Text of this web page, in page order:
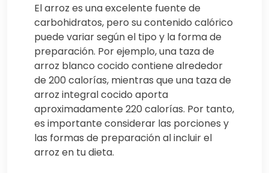
El arroz es una excelente fuente de
carbohidratos, pero su contenido calórico
puede variar según el tipo y la forma de
preparación. Por ejemplo, una taza de
arroz blanco cocido contiene alrededor
de 200 calorías, mientras que una taza de
arroz integral cocido aporta
aproximadamente 220 calorías. Por tanto,
es importante considerar las porciones y
las formas de preparación al incluir el
arroz en tu dieta.